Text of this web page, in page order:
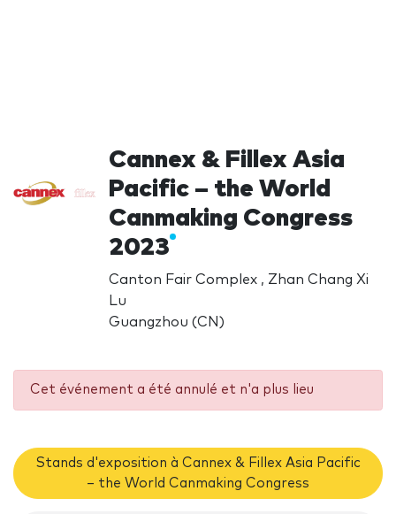
Cannex & Fillex Asia
Pacific – the World
Canmaking Congress
2023
Canton Fair Complex , Zhan Chang Xi
Lu
Guangzhou (CN)
Cet événement a été annulé et n'a plus lieu
Stands d'exposition à Cannex & Fillex Asia Pacific
– the World Canmaking Congress